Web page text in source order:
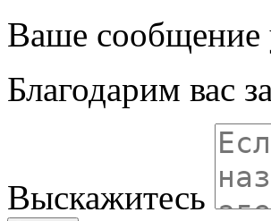
Ваше сообщение
Благодарим вас
Выскажитесь